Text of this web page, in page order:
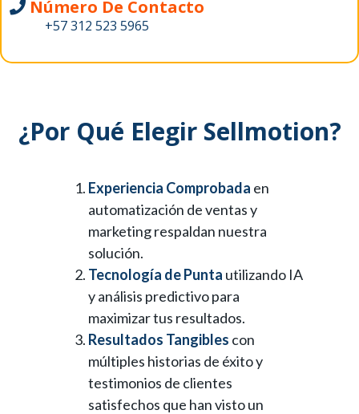
Número De Contacto
+57 312 523 5965
¿Por Qué Elegir Sellmotion?
Experiencia Comprobada en
automatización de ventas y
marketing respaldan nuestra
solución.
Tecnología de Punta utilizando IA
y análisis predictivo para
maximizar tus resultados.
Resultados Tangibles con
múltiples historias de éxito y
testimonios de clientes
satisfechos que han visto un